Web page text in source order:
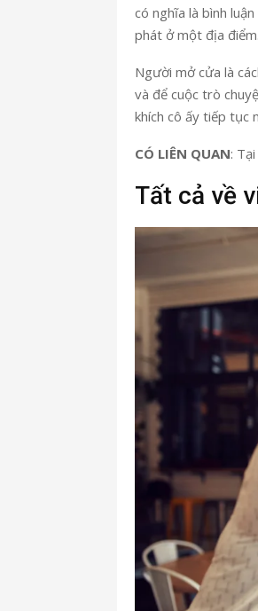
có nghĩa là bình
phát ở một địa điểm.
Người mở cửa là
và để cuộc trò
khích cô ấy tiếp tục
CÓ LIÊN QUAN:
Tất cả về